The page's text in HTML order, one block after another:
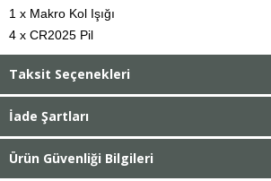
1 x Makro Kol Işığı
4 x CR2025 Pil
Taksit Seçenekleri
İade Şartları
Ürün Güvenliği Bilgileri